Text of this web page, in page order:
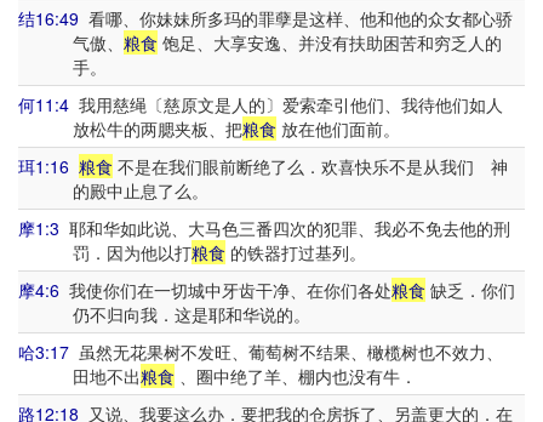
结16:49 看哪、你妹妹所多玛的罪孽是这样、他和他的众女都心骄
气傲、 粮食 饱足、大享安逸、并没有扶助困苦和穷乏人的
手。
何11:4 我用慈绳〔慈原文是人的〕爱索牵引他们、我待他们如人
放松牛的两腮夹板、把粮食 放在他们面前。
珥1:16 粮食 不是在我们眼前断绝了么．欢喜快乐不是从我们 神
的殿中止息了么。
摩1:3 耶和华如此说、大马色三番四次的犯罪、我必不免去他的刑
罚．因为他以打粮食 的铁器打过基列。
摩4:6 我使你们在一切城中牙齿干净、在你们各处粮食 缺乏．你们
仍不归向我．这是耶和华说的。
哈3:17 虽然无花果树不发旺、葡萄树不结果、橄榄树也不效力、
田地不出粮食 、圈中绝了羊、棚内也没有牛．
路12:18 又说、我要这么办．要把我的仓房拆了、另盖更大的．在